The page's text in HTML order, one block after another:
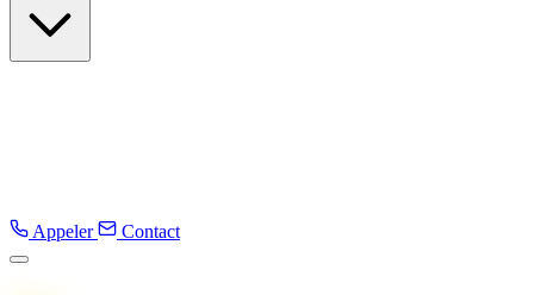
Appeler Contact